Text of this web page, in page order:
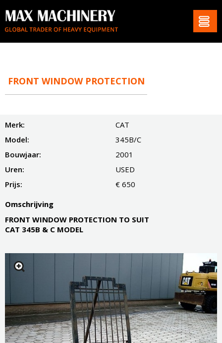
FRONT WINDOW PROTECTION
Merk:
CAT
Model:
345B/C
Bouwjaar:
2001
Uren:
USED
Prijs:
€ 650
Omschrijving
FRONT WINDOW PROTECTION TO SUIT
CAT 345B & C MODEL